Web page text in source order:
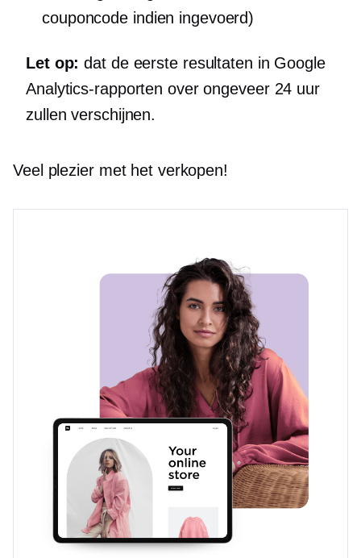
couponcode indien ingevoerd)
Let op: dat de eerste resultaten in Google
Analytics-rapporten over ongeveer 24 uur
zullen verschijnen.
Veel plezier met het verkopen!